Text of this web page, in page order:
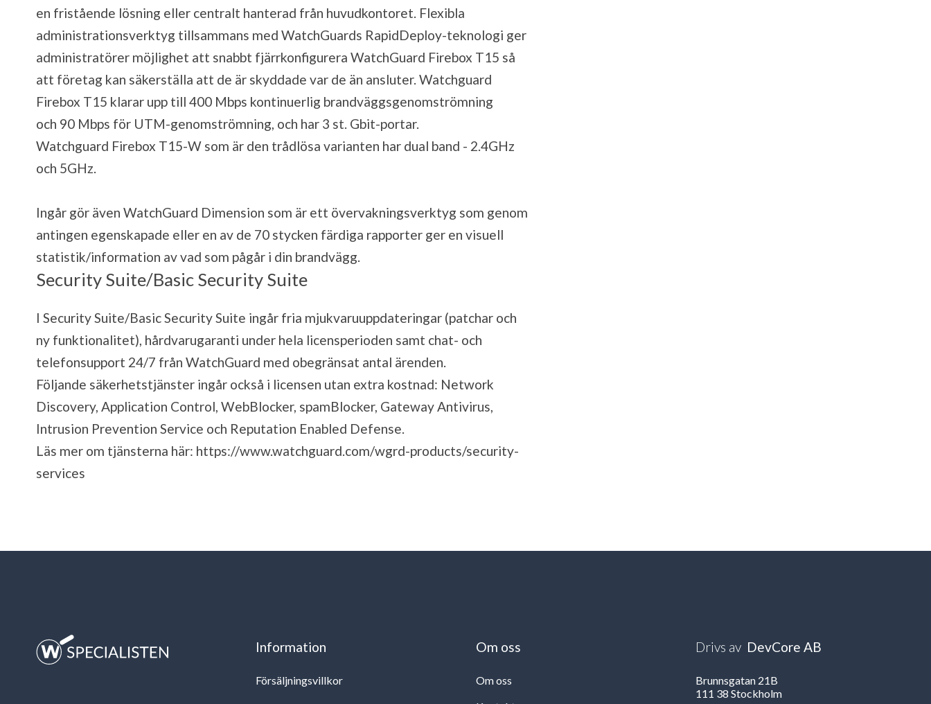
en fristående lösning eller centralt hanterad från huvudkontoret. Flexibla
administrationsverktyg tillsammans med WatchGuards RapidDeploy-teknologi ger
administratörer möjlighet att snabbt fjärrkonfigurera WatchGuard Firebox T15 så
att företag kan säkerställa att de är skyddade var de än ansluter. Watchguard
Firebox T15 klarar upp till 400 Mbps kontinuerlig brandväggsgenomströmning
och 90 Mbps för UTM-genomströmning, och har 3 st. Gbit-portar.
Watchguard Firebox T15-W som är den trådlösa varianten har dual band - 2.4GHz
och 5GHz.
Ingår gör även WatchGuard Dimension som är ett övervakningsverktyg som genom
antingen egenskapade eller en av de 70 stycken färdiga rapporter ger en visuell
statistik/information av vad som pågår i din brandvägg.
Security Suite/Basic Security Suite
I Security Suite/Basic Security Suite ingår fria mjukvaruuppdateringar (patchar och
ny funktionalitet), hårdvarugaranti under hela licensperioden samt chat- och
telefonsupport 24/7 från WatchGuard med obegränsat antal ärenden.
Följande säkerhetstjänster ingår också i licensen utan extra kostnad: Network
Discovery, Application Control, WebBlocker, spamBlocker, Gateway Antivirus,
Intrusion Prevention Service och Reputation Enabled Defense.
Läs mer om tjänsterna här: https://www.watchguard.com/wgrd-products/security-
services
Information
Försäljningsvillkor
Om oss
Om oss
Drivs av DevCore AB
Brunnsgatan 21B
111 38 Stockholm